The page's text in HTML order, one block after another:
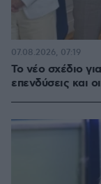
Το νέο σχέδιο
επενδύσεις και
07.08.2026, 07:19